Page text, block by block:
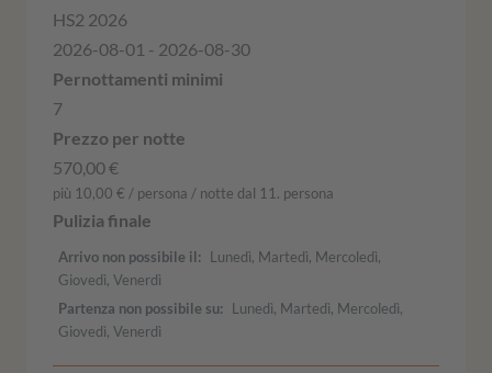
HS2 2026
2026-08-01 - 2026-08-30
7
570,00 €
più 10,00 € / persona / notte dal 11. persona
Arrivo non possibile il
Lunedì, Martedì, Mercoledì,
Giovedì, Venerdì
Partenza non possibile su
Lunedì, Martedì, Mercoledì,
Giovedì, Venerdì